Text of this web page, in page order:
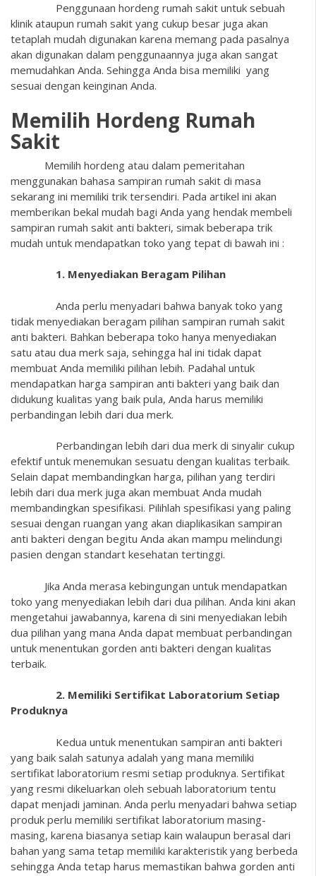
Penggunaan hordeng rumah sakit untuk sebuah
klinik ataupun rumah sakit yang cukup besar juga akan
tetaplah mudah digunakan karena memang pada pasalnya
akan digunakan dalam penggunaannya juga akan sangat
memudahkan Anda. Sehingga Anda bisa memiliki yang
sesuai dengan keinginan Anda.
Memilih Hordeng Rumah
Sakit
Memilih hordeng atau dalam pemeritahan
menggunakan bahasa sampiran rumah sakit di masa
sekarang ini memiliki trik tersendiri. Pada artikel ini akan
memberikan bekal mudah bagi Anda yang hendak membeli
sampiran rumah sakit anti bakteri, simak beberapa trik
mudah untuk mendapatkan toko yang tepat di bawah ini :
1. Menyediakan Beragam Pilihan
Anda perlu menyadari bahwa banyak toko yang
tidak menyediakan beragam pilihan sampiran rumah sakit
anti bakteri. Bahkan beberapa toko hanya menyediakan
satu atau dua merk saja, sehingga hal ini tidak dapat
membuat Anda memiliki pilihan lebih. Padahal untuk
mendapatkan harga sampiran anti bakteri yang baik dan
didukung kualitas yang baik pula, Anda harus memiliki
perbandingan lebih dari dua merk.
Perbandingan lebih dari dua merk di sinyalir cukup
efektif untuk menemukan sesuatu dengan kualitas terbaik.
Selain dapat membandingkan harga, pilihan yang terdiri
lebih dari dua merk juga akan membuat Anda mudah
membandingkan spesifikasi. Pilihlah spesifikasi yang paling
sesuai dengan ruangan yang akan diaplikasikan sampiran
anti bakteri dengan begitu Anda akan mampu melindungi
pasien dengan standart kesehatan tertinggi.
Jika Anda merasa kebingungan untuk mendapatkan
toko yang menyediakan lebih dari dua pilihan. Anda kini akan
mengetahui jawabannya, karena di sini menyediakan lebih
dua pilihan yang mana Anda dapat membuat perbandingan
untuk menentukan gorden anti bakteri dengan kualitas
terbaik.
2. Memiliki Sertifikat Laboratorium Setiap
Produknya
Kedua untuk menentukan sampiran anti bakteri
yang baik salah satunya adalah yang mana memiliki
sertifikat laboratorium resmi setiap produknya. Sertifikat
yang resmi dikeluarkan oleh sebuah laboratorium tentu
dapat menjadi jaminan. Anda perlu menyadari bahwa setiap
produk perlu memiliki sertifikat laboratorium masing-
masing, karena biasanya setiap kain walaupun berasal dari
bahan yang sama tetap memiliki karakteristik yang berbeda
sehingga Anda tetap harus memastikan bahwa gorden anti